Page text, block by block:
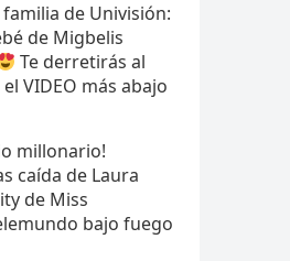
de Univisión:
de Migbelis
Te derretirás al
VIDEO más abajo
millonario!
caída de Laura
de Miss
bajo fuego